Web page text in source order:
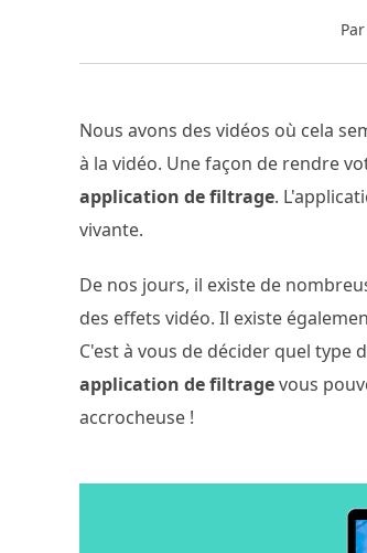
Par
Nous avons des vidéos où cela
à la vidéo. Une façon de rendre
application de filtrage.
vivante.
De nos jours, il existe de
des effets vidéo. Il existe
C'est à vous de décider quel type
application de filtragevous
accrocheuse !